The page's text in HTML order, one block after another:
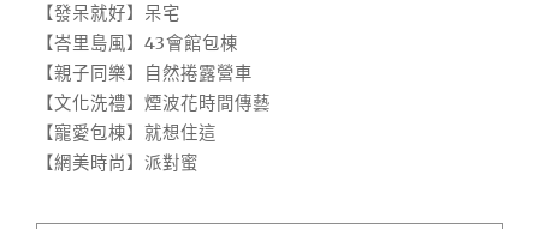
【發呆就好】呆宅
【峇里島風】43會館包棟
【親子同樂】自然捲露營車
【文化洗禮】煙波花時間傳藝
【寵愛包棟】就想住這
【網美時尚】派對蜜